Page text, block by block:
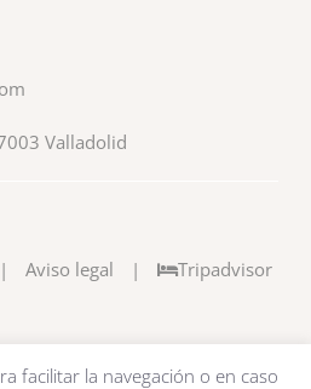
Valladolid
| Aviso legal | Tripadvisor
facilitar la navegación o en caso